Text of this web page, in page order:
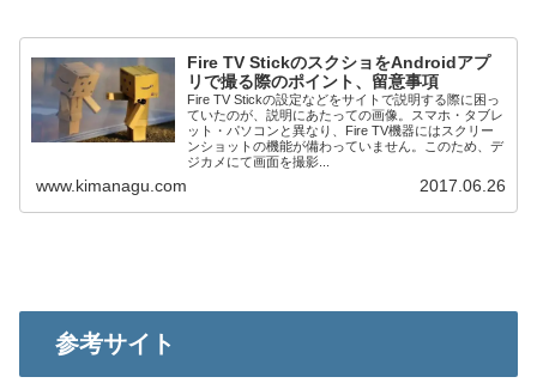
Fire TV StickのスクショをAndroidアプ
リで撮る際のポイント、留意事項
Fire TV Stickの設定などをサイトで説明する際に困っ
ていたのが、説明にあたっての画像。スマホ・タブレ
ット・パソコンと異なり、Fire TV機器にはスクリー
ンショットの機能が備わっていません。このため、デ
ジカメにて画面を撮影...
www.kimanagu.com 2017.06.26
参考サイト